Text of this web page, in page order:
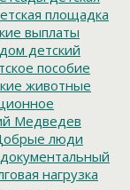
площадка
выплаты
детский
пособие
животные
Медведев
люди
документальный
нагрузка